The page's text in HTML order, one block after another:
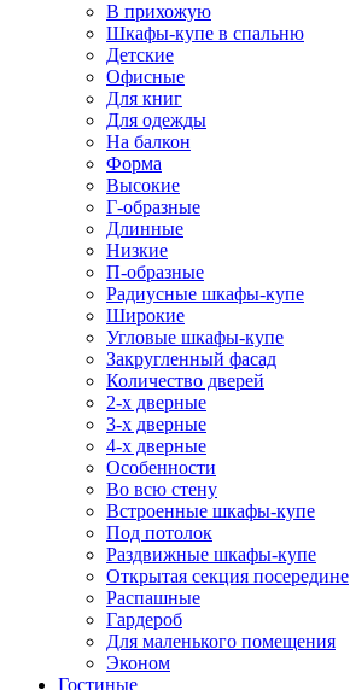
В прихожую
Шкафы-купе в спальню
Детские
Офисные
Для книг
Для одежды
На балкон
Форма
Высокие
Г-образные
Длинные
Низкие
П-образные
Радиусные шкафы-купе
Широкие
Угловые шкафы-купе
Закругленный фасад
Количество дверей
2-х дверные
3-х дверные
4-х дверные
Особенности
Во всю стену
Встроенные шкафы-купе
Под потолок
Раздвижные шкафы-купе
Открытая секция посередине
Распашные
Гардероб
Для маленького помещения
Эконом
Гостиные